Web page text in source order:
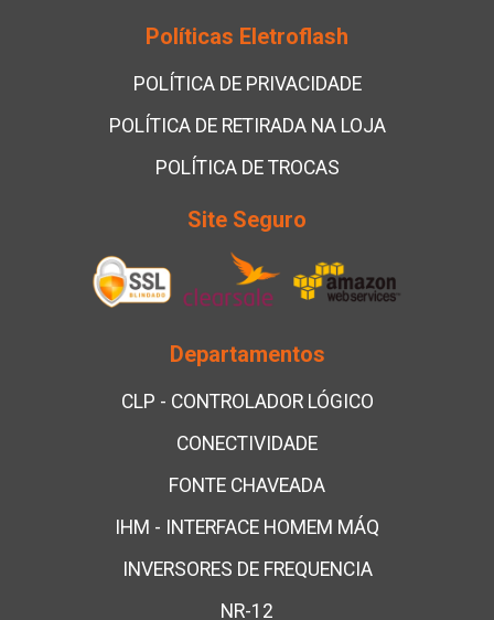
Políticas Eletroflash
POLÍTICA DE PRIVACIDADE
POLÍTICA DE RETIRADA NA LOJA
POLÍTICA DE TROCAS
Site Seguro
Departamentos
CLP - CONTROLADOR LÓGICO
CONECTIVIDADE
FONTE CHAVEADA
IHM - INTERFACE HOMEM MÁQ
INVERSORES DE FREQUENCIA
NR-12